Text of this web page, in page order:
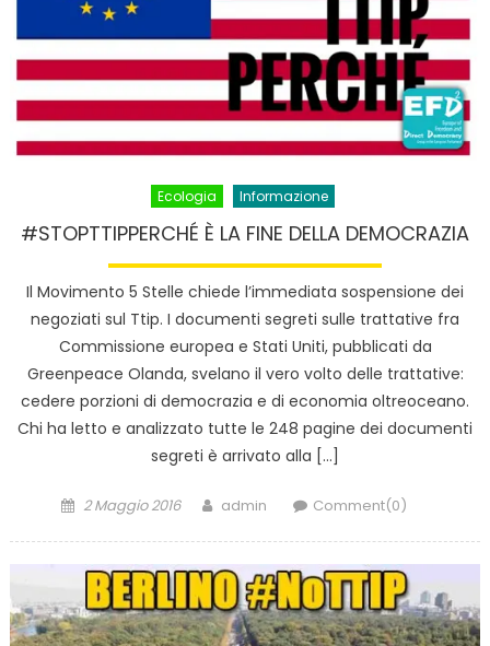
Ecologia Informazione
#STOPTTIPPERCHÉ È LA FINE DELLA DEMOCRAZIA
Il Movimento 5 Stelle chiede l’immediata sospensione dei
negoziati sul Ttip. I documenti segreti sulle trattative fra
Commissione europea e Stati Uniti, pubblicati da
Greenpeace Olanda, svelano il vero volto delle trattative:
cedere porzioni di democrazia e di economia oltreoceano.
Chi ha letto e analizzato tutte le 248 pagine dei documenti
segreti è arrivato alla […]
Posted
2 Maggio 2016 Author
admin Comment(0)